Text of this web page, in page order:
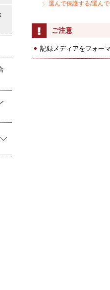
選んで保護する/選ん
ご注意
記録メディアをフォー